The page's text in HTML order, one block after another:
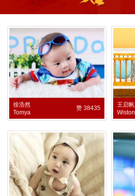
徐浩然
Tomya
赞 38435
王启帆
Wiston